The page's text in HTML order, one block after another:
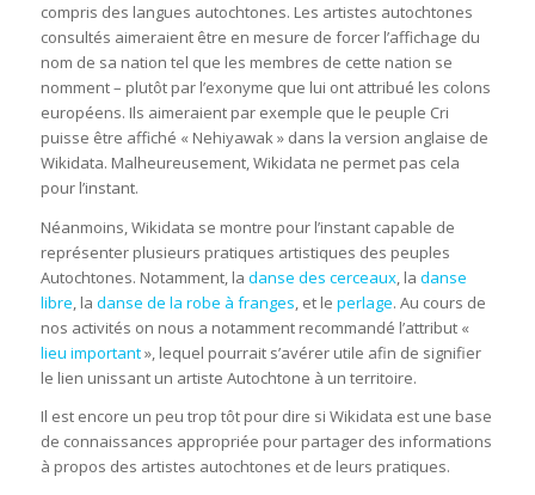
compris des langues autochtones. Les artistes autochtones
consultés aimeraient être en mesure de forcer l’affichage du
nom de sa nation tel que les membres de cette nation se
nomment – plutôt par l’exonyme que lui ont attribué les colons
européens. Ils aimeraient par exemple que le peuple Cri
puisse être affiché « Nehiyawak » dans la version anglaise de
Wikidata. Malheureusement, Wikidata ne permet pas cela
pour l’instant.
Néanmoins, Wikidata se montre pour l’instant capable de
représenter plusieurs pratiques artistiques des peuples
Autochtones. Notamment, la danse des cerceaux, la danse
libre , la danse de la robe à franges , et le perlage. Au cours de
nos activités on nous a notamment recommandé l’attribut «
lieu important», lequel pourrait s’avérer utile afin de signifier
le lien unissant un artiste Autochtone à un territoire.
Il est encore un peu trop tôt pour dire si Wikidata est une base
de connaissances appropriée pour partager des informations
à propos des artistes autochtones et de leurs pratiques.